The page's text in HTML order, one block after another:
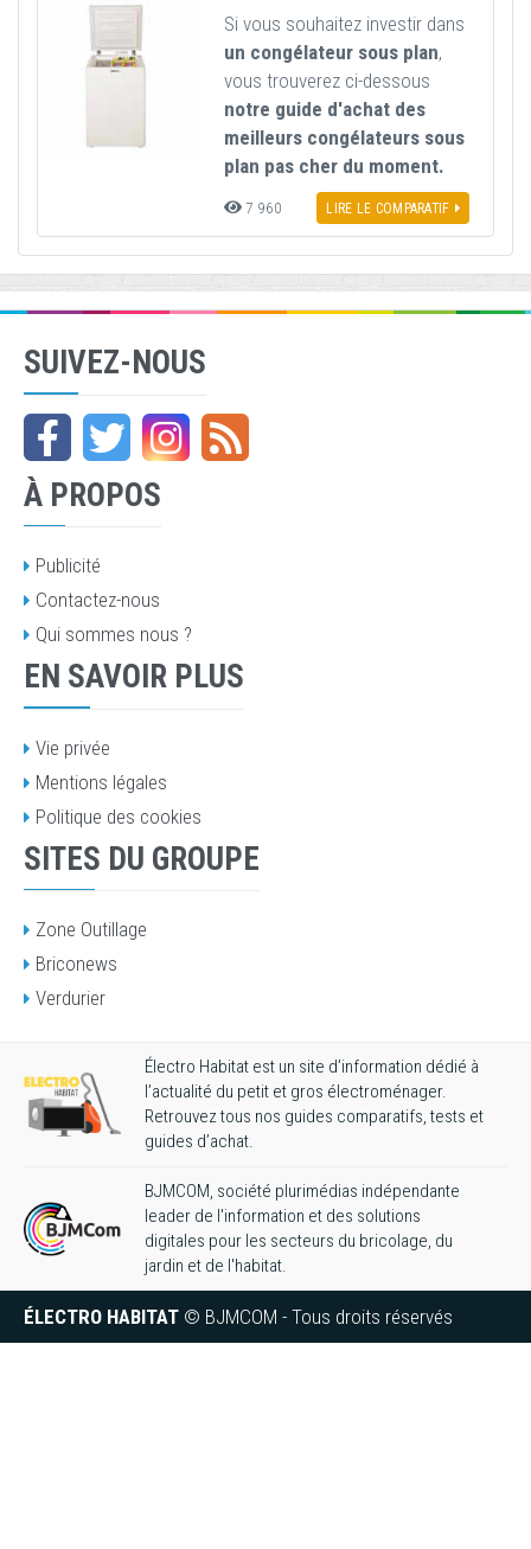
Si vous souhaitez investir dans
un congélateur sous plan,
vous trouverez ci-dessous
notre guide d'achat des
meilleurs congélateurs sous
plan pas cher du moment.
7 960 LIRE LE COMPARATIF
SUIVEZ-NOUS
À PROPOS
Publicité
Contactez-nous
Qui sommes nous ?
EN SAVOIR PLUS
Vie privée
Mentions légales
Politique des cookies
SITES DU GROUPE
Zone Outillage
Briconews
Verdurier
Électro Habitat est un site d’information dédié à
l’actualité du petit et gros électroménager.
Retrouvez tous nos guides comparatifs, tests et
guides d’achat.
BJMCOM, société plurimédias indépendante
leader de l'information et des solutions
digitales pour les secteurs du bricolage, du
jardin et de l'habitat.
ÉLECTRO HABITAT © BJMCOM - Tous droits réservés